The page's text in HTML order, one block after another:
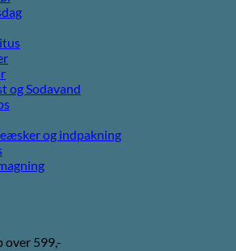
og Sodavand
og indpakning
over 599,-